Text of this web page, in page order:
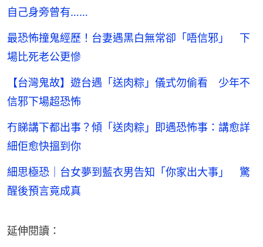
自己身旁曾有……
最恐怖撞鬼經歷！台妻遇黑白無常卻「唔信邪」 下
場比死老公更慘
【台灣鬼故】遊台遇「送肉粽」儀式勿偷看 少年不
信邪下場超恐怖
冇睇講下都出事？傾「送肉粽」即遇恐怖事：講愈詳
細佢愈快搵到你
細思極恐｜台女夢到藍衣男告知「你家出大事」 驚
醒後預言竟成真
延伸閱讀：